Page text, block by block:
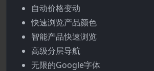
自动价格变动
快速浏览产品颜色
智能产品快速浏览
高级分层导航
无限的Google字体